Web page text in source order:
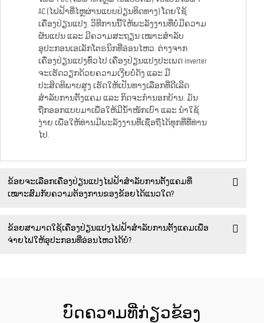
AC (ໄຟຟ້າທີ່ໄຫຼຜ່ານແບບປ່ຽນທິດທາງ) ໂດຍໃຊ້
ເຄື່ອງປ່ຽນແປງ. ວິທີການນີ້ໃຫ້ພະລັງງານທີ່ບໍ່ມີຄວາມ
ຜັນແປນ ແລະ ມີຄວາມສະຖຽນ ເໝາະສຳລັບ
ອຸປະກອນເອເລັກໂຕຣນິກທີ່ອ່ອນໄຫວ. ຕ່າງຈາກ
ເຄື່ອງປ່ຽນແປງທົ່ວໄປ ເຄື່ອງປ່ຽນແປງປະເພດ inverter
ຈະເຮັດວຽກດ້ວຍຄວາມເງີຍບໍ່ດັງ ແລະ ມີ
ປະສິດທິພາບສູງ ເຮັດໃຫ້ເປັນທາງເລືອກທີ່ດີເລີດ
ສຳລັບການຕັ້ງແຄມ ແລະ ກິດຈະກຳນອກບ້ານ. ມັນ
ຖືກອອກແບບມາເພື່ອໃຫ້ມີນ້ຳໜັກເບົາ ແລະ ນຳໃຊ້
ງ່າຍ ເພື່ອໃຫ້ທ່ານມີພະລັງງານທີ່ເຊື່ອຖືໄດ້ທຸກທີ່ທີ່ທ່ານ
ໄປ.
ຂ້ອຍຈະເລືອກເຄື່ອງປ່ຽນແປງໄຟຟ້າສຳລັບການຕັ້ງແຄມທີ່
ເໝາະສົມກັບຄວາມຕ້ອງການຂອງຂ້ອຍໄດ້ແນວໃດ?
ຂ້ອຍສາມາດໃຊ້ເຄື່ອງປ່ຽນແປງໄຟຟ້າສຳລັບການຕັ້ງແຄມເພື່ອ
ຈ່າຍໄຟໃຫ້ອຸປະກອນທີ່ອ່ອນໄຫວໄດ້ບໍ?
ບົດຄວາມທີ່ກ່ຽວຂ້ອງ